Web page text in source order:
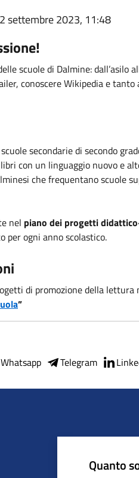
settembre 2023, 11:48
scuole di Dalmine: dall’asilo
conoscere Wikipedia e
secondarie di secondo
con un linguaggio nuovo e
che frequentano scuole
nel piano dei progetti
per ogni anno scolastico.
di promozione della
”
Whatsapp Telegram
Quanto